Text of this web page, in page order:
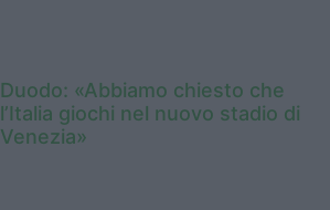
Duodo: «Abbiamo chiesto che
l’Italia giochi nel nuovo stadio di
Venezia»